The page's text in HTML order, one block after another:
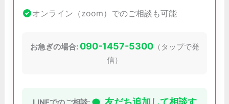
オンライン（zoom）でのご相談も可能
お急ぎの場合: 090-1457-5300（タップで発
信）
友だち追加して相談す